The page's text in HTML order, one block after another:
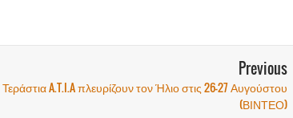
Previous
Τεράστια A.T.I.A πλευρίζουν τον Ήλιο στις 26-27 Αυγούστου
(ΒΙΝΤΕΟ)